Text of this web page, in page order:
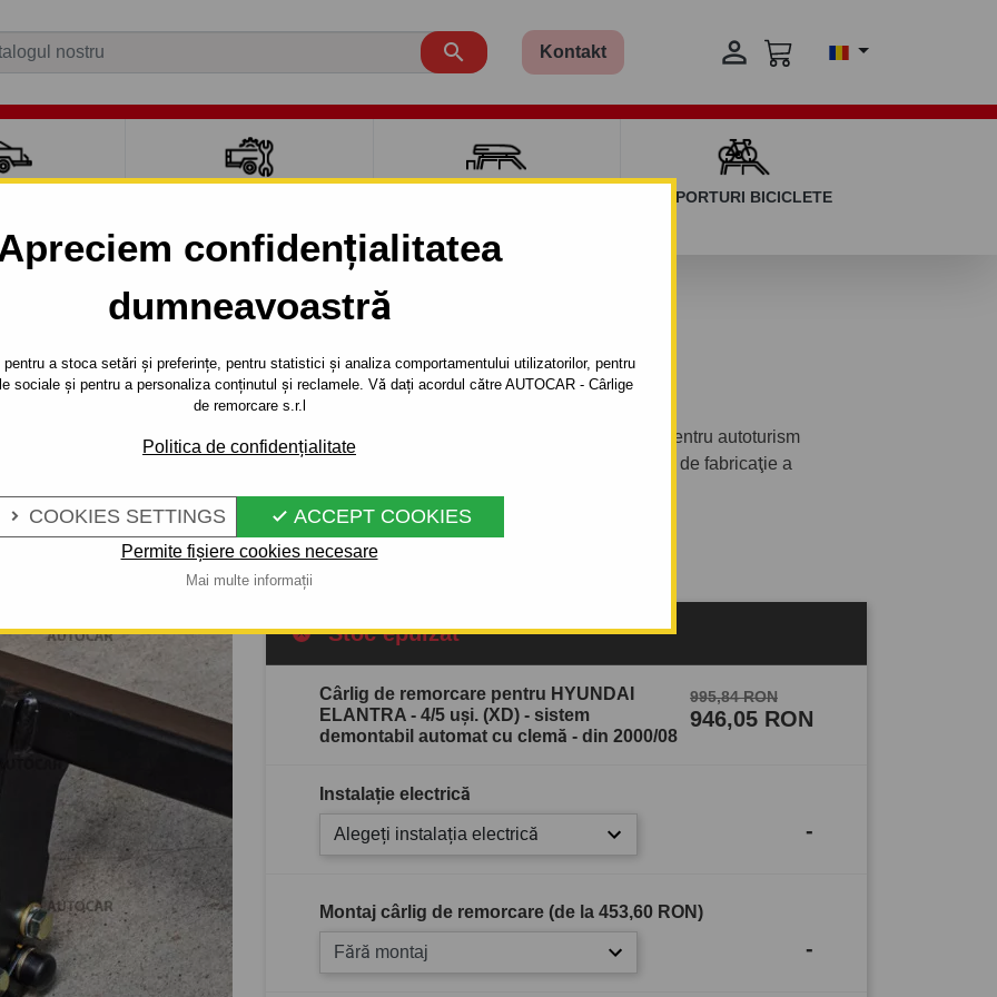
confidențialitatea
dumneavoastră
a stoca setări și preferințe, pentru statistici și analiza comportamentului utilizatorilor, pentru
sociale și pentru a personaliza conținutul și reclamele. Vă dați acordul către AUTOCAR - Cârlige
de remorcare s.r.l
Politica de confidențialitate
 COOKIES SETTINGS  ACCEPT COOKIES
Permite fișiere cookies necesare
Mai multe informații
 Kontakt 
SUPORTURI BICICLETE
4 uși
- 4/5 uşi. (XD) - sistem demontabil automat cu clemă - din 2000/08
UŞI. (XD) -
Referinta:
Cârlig de remorcare demontabil automat cu clemă pentru autoturism
HYUNDAI - typ: ELANTRA, seria : 4/5 uşi (XD).Anul de fabricaţie a
Descrierea completă a produsului
Stoc epuizat
Cârlig de remorcare pentru HYUNDAI
ELANTRA - 4/5 uşi. (XD) - sistem
demontabil automat cu clemă - din 2000/08
995,84 RON
946,05 RON
Instalație electrică
Alegeți instalația electrică -
Montaj cârlig de remorcare (de la 453,60 RON)
Fără montaj -